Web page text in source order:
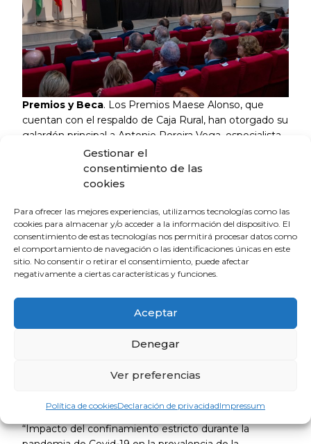
Gestionar el
consentimiento de las
cookies
Para ofrecer las mejores experiencias, utilizamos tecnologías como las
cookies para almacenar y/o acceder a la información del dispositivo. El
consentimiento de estas tecnologías nos permitirá procesar datos como
el comportamiento de navegación o las identificaciones únicas en este
sitio. No consentir o retirar el consentimiento, puede afectar
negativamente a ciertas características y funciones.
Aceptar
Denegar
Ver preferencias
Política de cookiesDeclaración de privacidadImpressum
Premios y Beca. Los Premios Maese Alonso, que
cuentan con el respaldo de Caja Rural, han otorgado su
galardón principal a Antonio Pereira Vega, especialista
en Neumología, por el trabajo “Diagnóstico precoz de
cáncer de pulmón en muestras de suero previas a su
diagnóstico clínico: utilidad de la metabolómica”, en el
agencia de investigación’.
El premio en la categoría de ‘Tesis doctorales y tesinas’
ha sido para Elga López González, especialista en
Obstetricia y Ginecología del Hospital Juan Ramón
pronóstico independiente en el cáncer de
nacionales o internacionales el jurado ha reconocido el
del Hospital de Riotinto Laura Carbajo Martín, sobre el
“Impacto del confinamiento estricto durante la